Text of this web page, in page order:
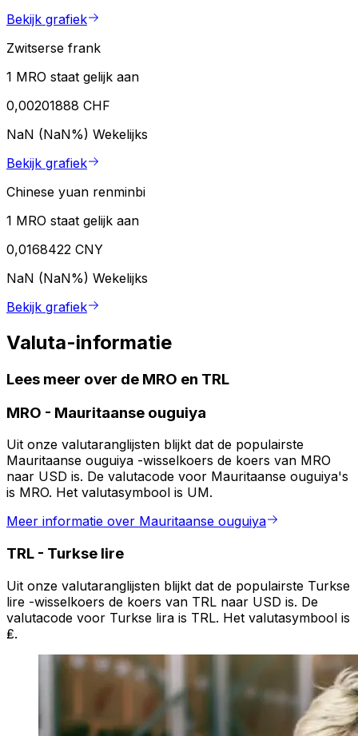
Bekijk grafiek
Zwitserse frank
1 MRO staat gelijk aan
0,00201888 CHF
NaN (NaN%) Wekelijks
Bekijk grafiek
Chinese yuan renminbi
1 MRO staat gelijk aan
0,0168422 CNY
NaN (NaN%) Wekelijks
Bekijk grafiek
Valuta-informatie
Lees meer over de MRO en TRL
MRO - Mauritaanse ouguiya
Uit onze valutaranglijsten blijkt dat de populairste
Mauritaanse ouguiya -wisselkoers de koers van MRO
naar USD is. De valutacode voor Mauritaanse ouguiya's
is MRO. Het valutasymbool is UM.
Meer informatie over Mauritaanse ouguiya
TRL - Turkse lire
Uit onze valutaranglijsten blijkt dat de populairste Turkse
lire -wisselkoers de koers van TRL naar USD is. De
valutacode voor Turkse lira is TRL. Het valutasymbool is
₤.